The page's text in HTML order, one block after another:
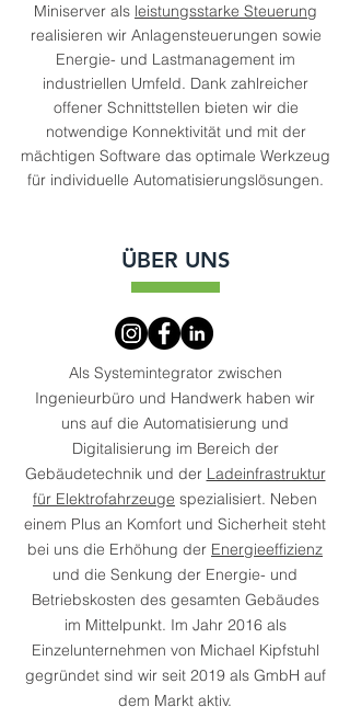
Miniserver als leistungsstarke Steuerung
realisieren wir Anlagensteuerungen sowie
Energie- und Lastmanagement im
industriellen Umfeld. Dank zahlreicher
offener Schnittstellen bieten wir die
notwendige Konnektivität und mit der
mächtigen Software das optimale Werkzeug
für individuelle Automatisierungslösungen.
ÜBER UNS
Als Systemintegrator zwischen
Ingenieurbüro und Handwerk haben wir
uns auf die Automatisierung und
Digitalisierung im Bereich der
Gebäudetechnik und der Ladeinfrastruktur
für Elektrofahrzeuge spezialisiert. Neben
einem Plus an Komfort und Sicherheit steht
bei uns die Erhöhung der Energieeffizienz
und die Senkung der Energie- und
Betriebskosten des gesamten Gebäudes
im Mittelpunkt. Im Jahr 2016 als
Einzelunternehmen von Michael Kipfstuhl
gegründet sind wir seit 2019 als GmbH auf
dem Markt aktiv.